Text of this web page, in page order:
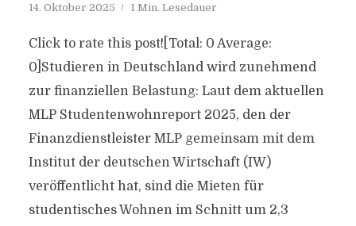
14. Oktober 2025 1 Min. Lesedauer
Click to rate this post![Total: 0 Average:
0]Studieren in Deutschland wird zunehmend
zur finanziellen Belastung: Laut dem aktuellen
MLP Studentenwohnreport 2025, den der
Finanzdienstleister MLP gemeinsam mit dem
Institut der deutschen Wirtschaft (IW)
veröffentlicht hat, sind die Mieten für
studentisches Wohnen im Schnitt um 2,3